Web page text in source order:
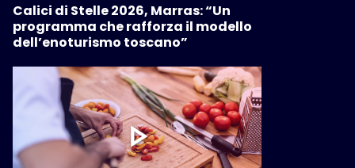
Calici di Stelle 2026, Marras: “Un
programma che rafforza il modello
dell’enoturismo toscano”